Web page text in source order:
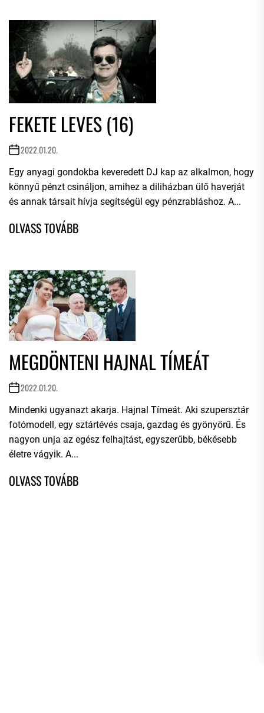
FEKETE LEVES (16)
2022.01.20.
Egy anyagi gondokba keveredett DJ kap az alkalmon, hogy
könnyű pénzt csináljon, amihez a diliházban ülő haverját
és annak társait hívja segítségül egy pénzrabláshoz. A...
MEGDÖNTENI HAJNAL TÍMEÁT
2022.01.20.
Mindenki ugyanazt akarja. Hajnal Tímeát. Aki szupersztár
fotómodell, egy sztártévés csaja, gazdag és gyönyörű. És
nagyon unja az egész felhajtást, egyszerűbb, békésebb
életre vágyik. A...